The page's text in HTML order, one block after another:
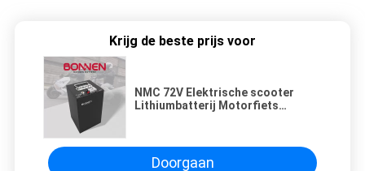
Krijg de beste prijs voor
NMC 72V Elektrische scooter
Lithiumbatterij Motorfiets
Doorgaan